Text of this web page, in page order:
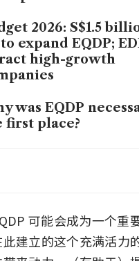
2026: S$1.5
expand EQDP;
high-growth
was EQDP
first place?
可能会成为一个重
建立的这个充满活力